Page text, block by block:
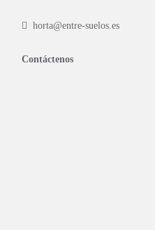
horta@entre-suelos.es
Contáctenos